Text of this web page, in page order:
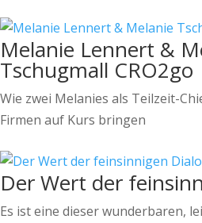
Melanie Lennert &
Tschugmall CRO2go
Wie zwei Melanies als Teilzeit-
Firmen auf Kurs bringen
Der Wert der
Es ist eine dieser wunderbaren,